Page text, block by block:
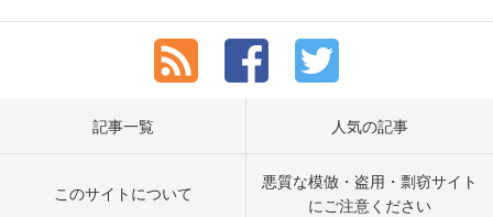
記事一覧 人気の記事
このサイトについて
悪質な模倣・盗用・剽窃サイト
にご注意ください